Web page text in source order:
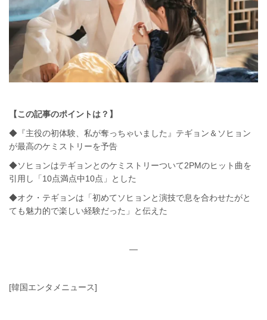
【この記事のポイントは？】
◆『主役の初体験、私が奪っちゃいました』テギョン＆ソヒョン
が最高のケミストリーを予告
◆ソヒョンはテギョンとのケミストリーついて2PMのヒット曲を
引用し「10点満点中10点」とした
◆オク・テギョンは「初めてソヒョンと演技で息を合わせたがと
ても魅力的で楽しい経験だった」と伝えた
—
[韓国エンタメニュース]